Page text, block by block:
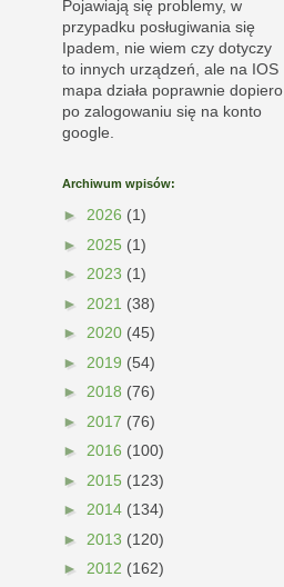
Pojawiają się problemy, w
przypadku posługiwania się
Ipadem, nie wiem czy dotyczy
to innych urządzeń, ale na IOS
mapa działa poprawnie dopiero
po zalogowaniu się na konto
google.
Archiwum wpisów:
► 2026 (1)
► 2025 (1)
► 2023 (1)
► 2021 (38)
► 2020 (45)
► 2019 (54)
► 2018 (76)
► 2017 (76)
► 2016 (100)
► 2015 (123)
► 2014 (134)
► 2013 (120)
► 2012 (162)